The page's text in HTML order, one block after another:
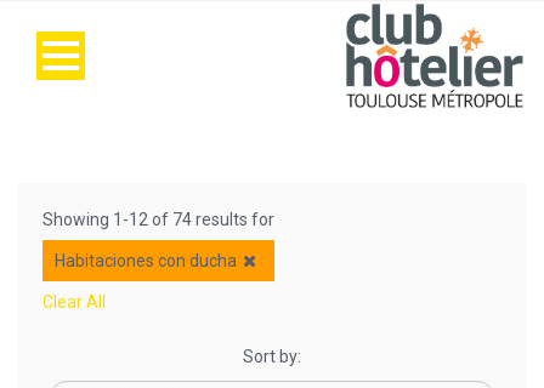
Showing 1-12 of 74 results for
Habitaciones con ducha
Clear All
Sort by: